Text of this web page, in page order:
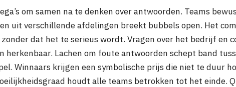
om samen na te denken over antwoorden. Teams
uit verschillende afdelingen breekt bubbels open. Het
dat het te serieus wordt. Vragen over het bedrijf en
herkenbaar. Lachen om foute antwoorden schept band
Winnaars krijgen een symbolische prijs die niet te duur
houdt alle teams betrokken tot het einde.